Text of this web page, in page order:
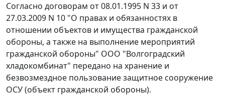
Согласно договорам от 08.01.1995 N 33 и от
27.03.2009 N 10 "О правах и обязанностях в
отношении объектов и имущества гражданской
обороны, а также на выполнение мероприятий
гражданской обороны" ООО "Волгоградский
хладокомбинат" передано на хранение и
безвозмездное пользование защитное сооружение
ОСУ (объект гражданской обороны).